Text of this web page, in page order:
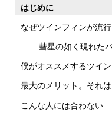
はじめに
なぜツインフィンが流
彗星の如く現れた
僕がオススメするツイ
最大のメリット。それ
こんな人には合わない